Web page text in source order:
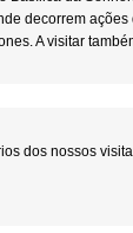
decorrem ações
A visitar
dos nossos